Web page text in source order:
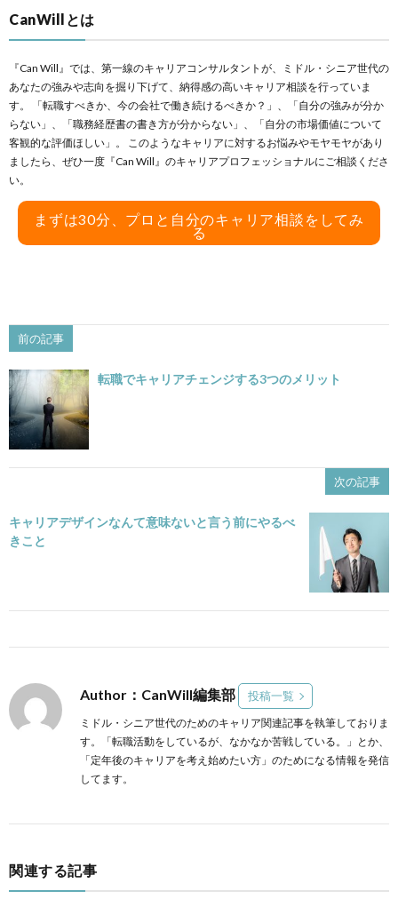
CanWillとは
『Can Will』では、第一線のキャリアコンサルタントが、ミドル・シニア世代の
あなたの強みや志向を掘り下げて、納得感の高いキャリア相談を行っていま
す。 「転職すべきか、今の会社で働き続けるべきか？」、「自分の強みが分か
らない」、「職務経歴書の書き方が分からない」、「自分の市場価値について
客観的な評価ほしい」。 このようなキャリアに対するお悩みやモヤモヤがあり
ましたら、ぜひ一度『Can Will』のキャリアプロフェッショナルにご相談くださ
い。
まずは30分、プロと自分のキャリア相談をしてみ
る
前の記事
転職でキャリアチェンジする3つのメリット
次の記事
キャリアデザインなんて意味ないと言う前にやるべ
きこと
Author：CanWill編集部 投稿一覧
ミドル・シニア世代のためのキャリア関連記事を執筆しておりま
す。「転職活動をしているが、なかなか苦戦している。」とか、
「定年後のキャリアを考え始めたい方」のためになる情報を発信
してます。
関連する記事